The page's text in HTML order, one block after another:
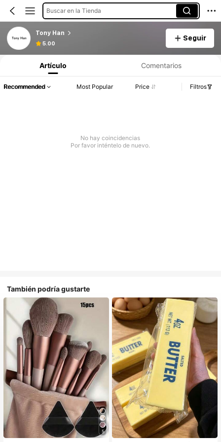
Buscar en la Tienda
Tony Han
5.00
Seguir
Artículo Comentarios
Recommended Most Popular Price Filtros
No hay coincidencias
Por favor inténtelo de nuevo.
También podría gustarte
5